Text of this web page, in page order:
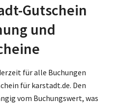
Gutschein
und
für alle Buchungen
für karstadt.de. Den
vom Buchungswert, was